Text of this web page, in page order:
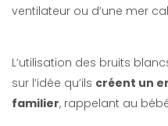
ventilateur ou d’une mer
L’utilisation des bruits
sur l’idée qu’ils créent un
familier, rappelant au